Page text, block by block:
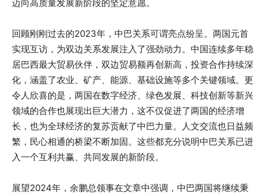
迈向高质量发展新阶段的坚定意愿。
回顾刚刚过去的2023年，中巴关系可谓亮点纷呈。两国元首
实现互访，为双边关系发展注入了强劲动力。中国连续多年稳
居巴西最大贸易伙伴，双边贸易额再创新高，投资合作持续深
化，涵盖了农业、矿产、能源、基础设施等多个关键领域。更
令人欣喜的是，两国在数字经济、绿色发展、科技创新等新兴
领域的合作也展现出巨大潜力，这不仅促进了两国的经济增
长，也为全球经济的复苏贡献了中巴力量。人文交流也日益频
繁，民心相通的桥梁不断加固。这些都充分说明中巴关系已进
入一个互利共赢、共同发展的新阶段。
展望2024年，余鹏总领事在文章中强调，中巴两国将继续秉